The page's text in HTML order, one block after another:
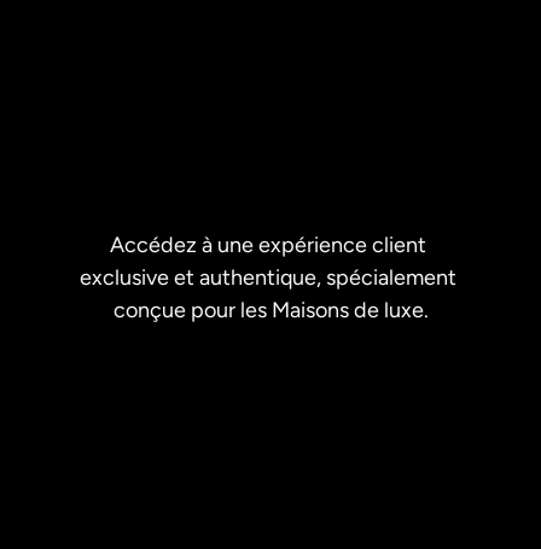
Accédez à une expérience client
exclusive et authentique, spécialement
conçue pour les Maisons de luxe.